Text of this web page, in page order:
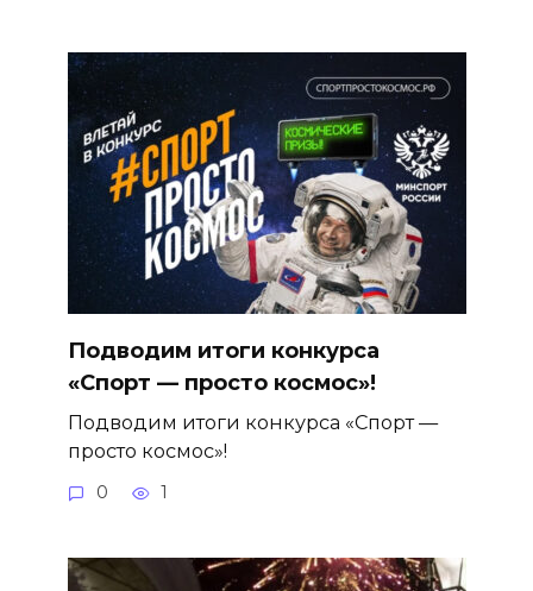
Подводим итоги конкурса
«Спорт — просто космос»!
Подводим итоги конкурса «Спорт —
просто космос»!
0 1